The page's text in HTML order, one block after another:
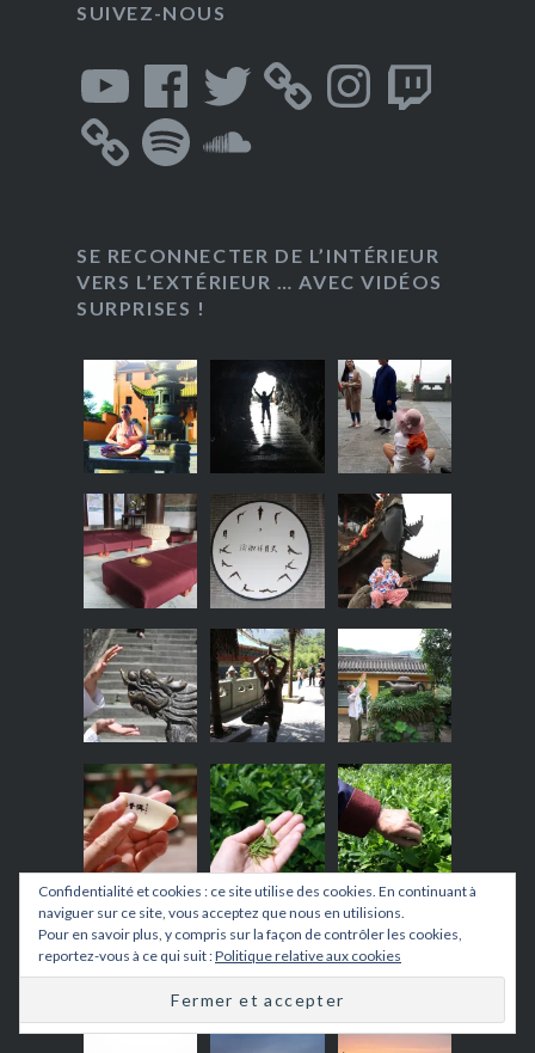
SUIVEZ-NOUS
Facebook Twitter InstagramTwitch
Spotify
SE RECONNECTER DE L’INTÉRIEUR
VERS L’EXTÉRIEUR … AVEC VIDÉOS
SURPRISES !
Confidentialité et cookies : ce site utilise des cookies. En continuant à
naviguer sur ce site, vous acceptez que nous en utilisions.
Pour en savoir plus, y compris sur la façon de contrôler les cookies,
reportez-vous à ce qui suit :Politique relative aux cookies